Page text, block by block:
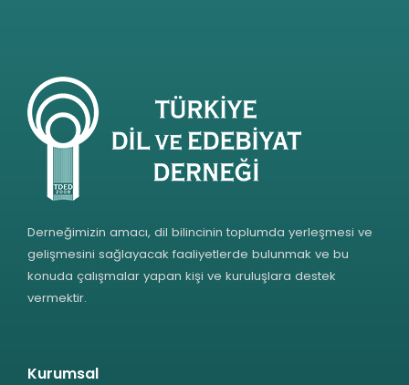
Derneğimizin amacı, dil bilincinin toplumda yerleşmesi ve
gelişmesini sağlayacak faaliyetlerde bulunmak ve bu
konuda çalışmalar yapan kişi ve kuruluşlara destek
vermektir.
Kurumsal